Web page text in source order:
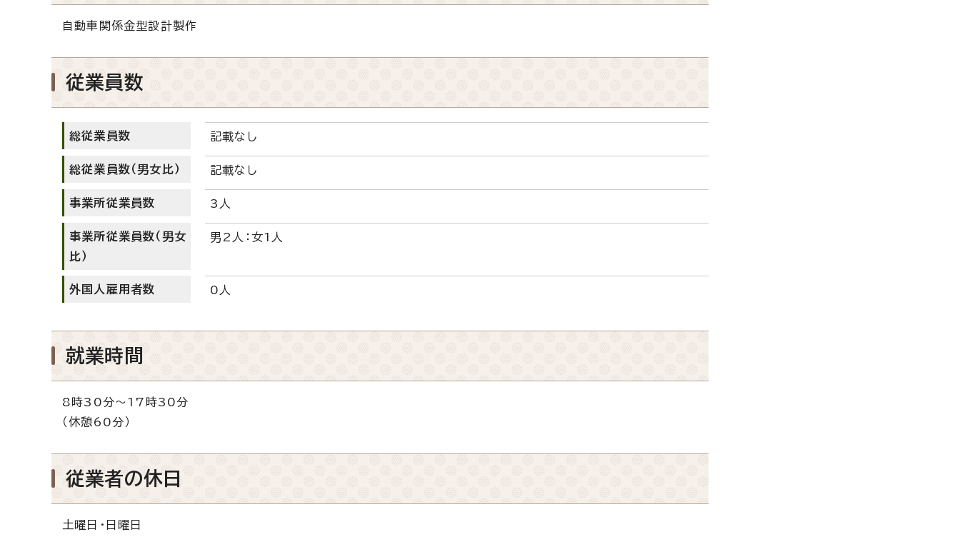
自動車関係金型設計製作
従業員数
総従業員数 記載なし
総従業員数（男女比） 記載なし
事業所従業員数 3人
事業所従業員数（男女
比）
男2人：女1人
外国人雇用者数 0人
就業時間
8時30分～17時30分
（休憩60分）
従業者の休日
土曜日・日曜日